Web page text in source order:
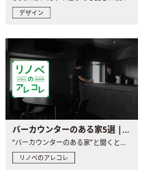
デザイン
バーカウンターのある家5選 | 日常に馴染む“距離の近い”キッチンとは
“バーカウンターのある家”と聞くと、少し特別な、大人のための..
リノベのアレコレ